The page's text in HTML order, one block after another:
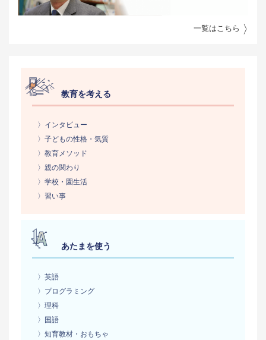
一覧はこちら
教育を考える
〉インタビュー
〉子どもの性格・気質
〉教育メソッド
〉親の関わり
〉学校・園生活
〉習い事
あたまを使う
〉英語
〉プログラミング
〉理科
〉国語
〉知育教材・おもちゃ